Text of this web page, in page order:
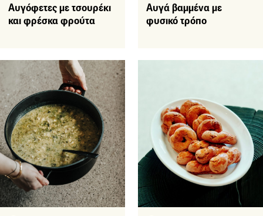
Αυγόφετες με τσουρέκι
και φρέσκα φρούτα
Αυγά βαμμένα με
φυσικό τρόπο